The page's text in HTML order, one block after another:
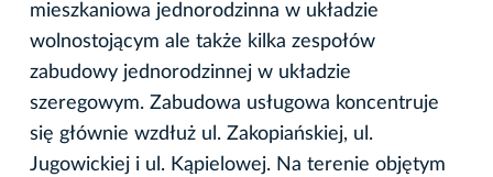
mieszkaniowa jednorodzinna w układzie
wolnostojącym ale także kilka zespołów
zabudowy jednorodzinnej w układzie
szeregowym. Zabudowa usługowa koncentruje
się głównie wzdłuż ul. Zakopiańskiej, ul.
Jugowickiej i ul. Kąpielowej. Na terenie objętym